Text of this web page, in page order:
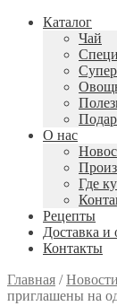
Каталог
Чай
О нас
Где
Рецепты
Доставка и
Контакты
Главная /Новости
приглашены на